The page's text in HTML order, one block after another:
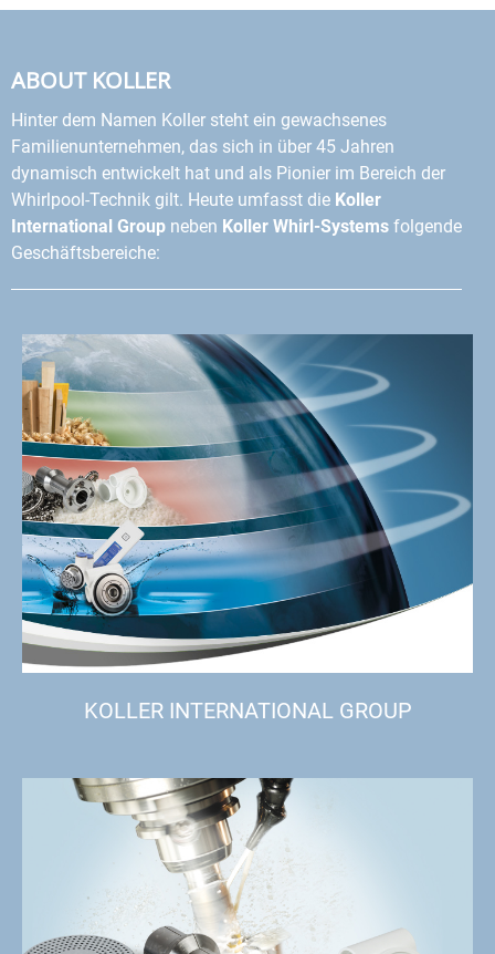
ABOUT KOLLER
Hinter dem Namen Koller steht ein gewachsenes
Familienunternehmen, das sich in über 45 Jahren
dynamisch entwickelt hat und als Pionier im Bereich der
Whirlpool-Technik gilt. Heute umfasst die Koller
International Group neben Koller Whirl-Systems folgende
Geschäftsbereiche:
KOLLER INTERNATIONAL GROUP